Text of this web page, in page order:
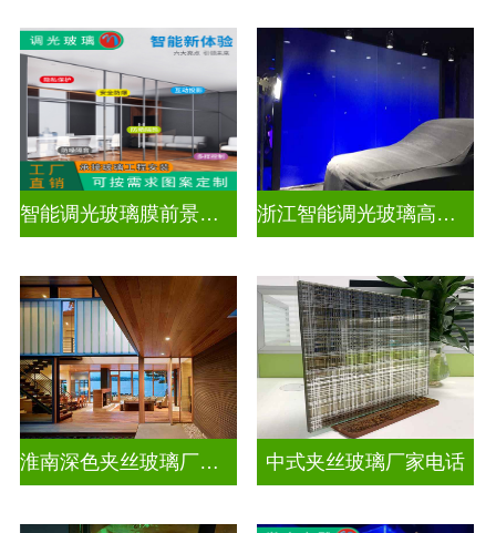
智能调光玻璃膜前景如何 浙江智能调光玻璃高隔间拆装
淮南深色夹丝玻璃厂家地址 中式夹丝玻璃厂家电话